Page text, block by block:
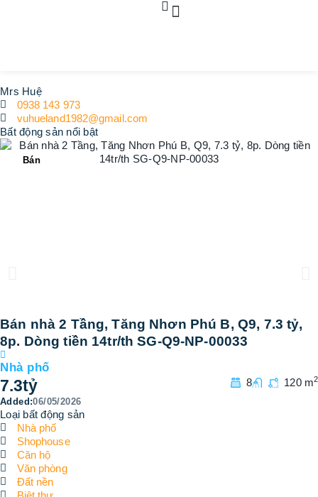
Mrs Huệ
0938 143 973
vuhueland1982@gmail.com
Bất động sản nổi bật
Bán
Bán nhà 2 Tầng, Tăng Nhơn Phú B, Q9, 7.3 tỷ,
8p. Dòng tiền 14tr/th SG-Q9-NP-00033
Nhà phố
7.3tỷ 8 120 m2
Added:06/05/2026
Loại bất động sản
Nhà phố
Shophouse
Căn hộ
Văn phòng
Đất nền